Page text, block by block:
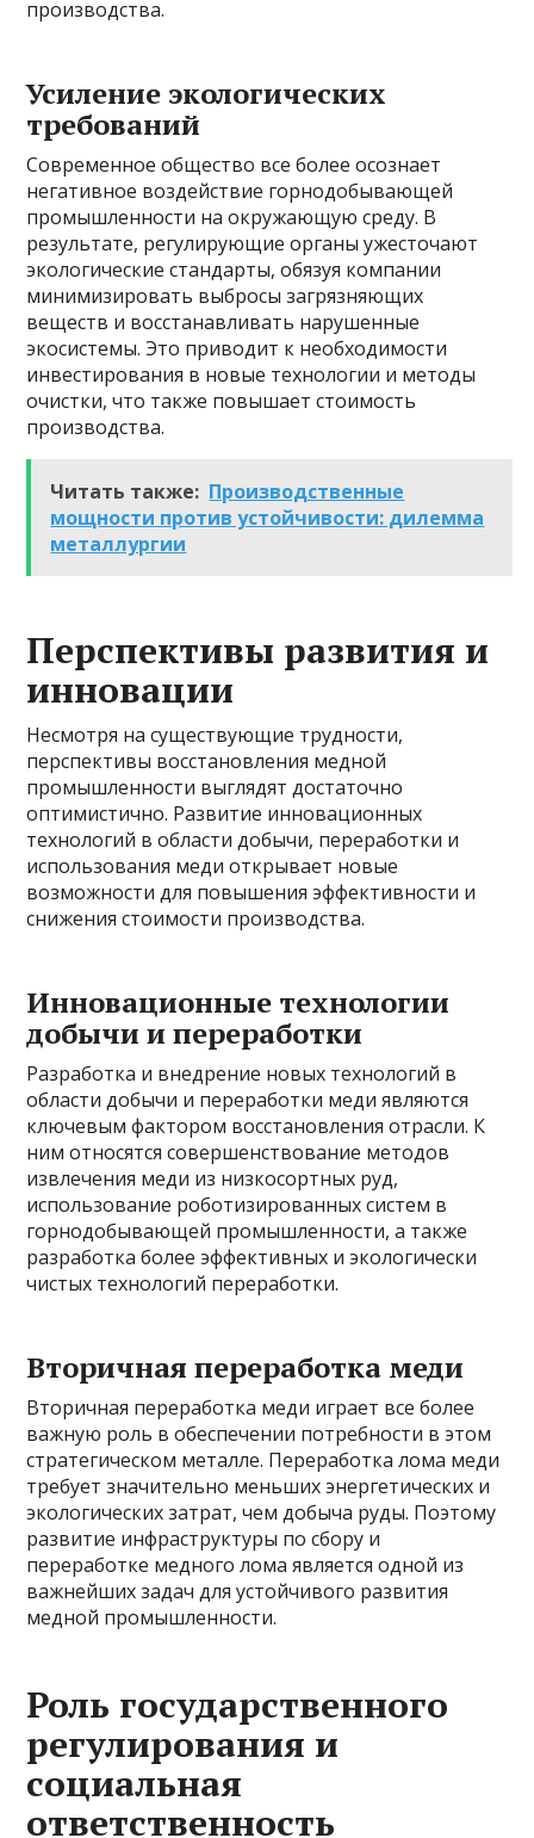
производства.
Усиление экологических
требований
Современное общество все более осознает
негативное воздействие горнодобывающей
промышленности на окружающую среду. В
результате, регулирующие органы ужесточают
экологические стандарты, обязуя компании
минимизировать выбросы загрязняющих
веществ и восстанавливать нарушенные
экосистемы. Это приводит к необходимости
инвестирования в новые технологии и методы
очистки, что также повышает стоимость
производства.
Читать также: Производственные
мощности против устойчивости: дилемма
металлургии
Перспективы развития и
инновации
Несмотря на существующие трудности,
перспективы восстановления медной
промышленности выглядят достаточно
оптимистично. Развитие инновационных
технологий в области добычи, переработки и
использования меди открывает новые
возможности для повышения эффективности и
снижения стоимости производства.
Инновационные технологии
добычи и переработки
Разработка и внедрение новых технологий в
области добычи и переработки меди являются
ключевым фактором восстановления отрасли. К
ним относятся совершенствование методов
извлечения меди из низкосортных руд,
использование роботизированных систем в
горнодобывающей промышленности, а также
разработка более эффективных и экологически
чистых технологий переработки.
Вторичная переработка меди
Вторичная переработка меди играет все более
важную роль в обеспечении потребности в этом
стратегическом металле. Переработка лома меди
требует значительно меньших энергетических и
экологических затрат, чем добыча руды. Поэтому
развитие инфраструктуры по сбору и
переработке медного лома является одной из
важнейших задач для устойчивого развития
медной промышленности.
Роль государственного
регулирования и
социальная
ответственность